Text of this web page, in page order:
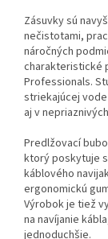
Zásuvky sú
nečistotami,
náročných
charakteristické
Professionals.
striekajúcej
aj v
Predlžovací
ktorý poskytuje
káblového
ergonomickú
Výrobok je tiež
na navíjanie
jednoduchšie.